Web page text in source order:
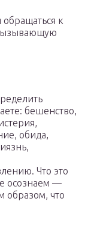
к
бешенство,
обида,
Что это
осознаем —
образом, что